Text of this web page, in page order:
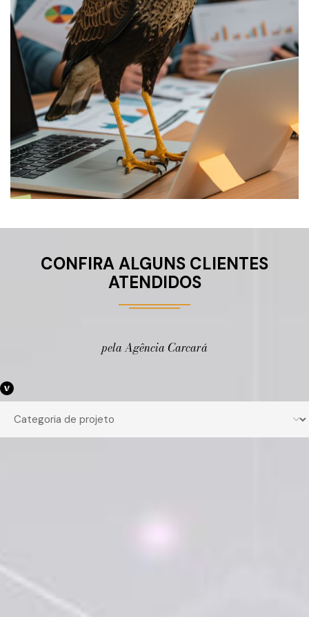
CONFIRA ALGUNS CLIENTES
ATENDIDOS
pela Agência Carcará